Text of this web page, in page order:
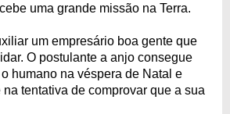
uma grande missão na Terra.
um empresário boa gente que
O postulante a anjo consegue
humano na véspera de Natal e
tentativa de comprovar que a sua